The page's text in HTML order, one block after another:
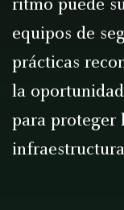
ritmo puede
equipos de
prácticas
la
para proteger